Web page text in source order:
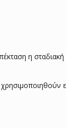
η